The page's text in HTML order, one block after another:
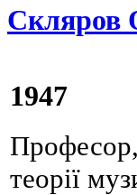
Скляров
1947
теорії